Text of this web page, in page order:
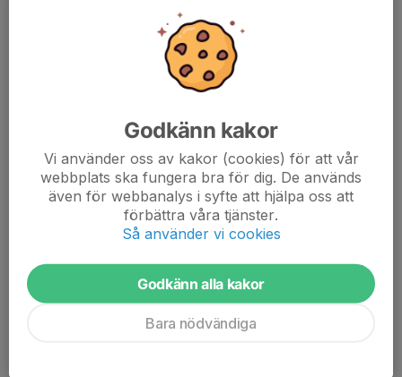
Säsongen är nu avslutad!
0 kommentarer
Segervrål efter säsongens sista poolspelsmatch i Järvsö - den vinsten satt
Godkänn kakor
Vi använder oss av kakor (cookies) för att vår
webbplats ska fungera bra för dig. De används
även för webbanalys i syfte att hjälpa oss att
förbättra våra tjänster.
Så använder vi cookies
Godkänn alla kakor
Bara nödvändiga